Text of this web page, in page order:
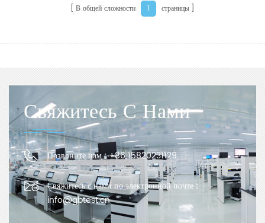
В общей сложности 1 страницы
Свяжитесь С Нами
Позвоните нам :+86 15820231129
Свяжитесь с нами по электронной почте :
info@gbtest.cn